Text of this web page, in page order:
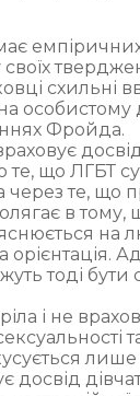
схильні
особистому
Фройда.
те, що ЛГБТ
те, що
в
на
орієнтація.
тоді
і не
лише
досвід